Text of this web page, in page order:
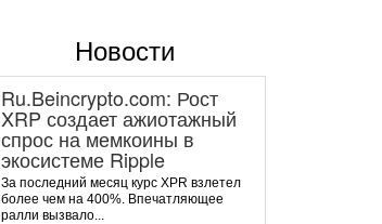
Новости
Ru.Beincrypto.com: Рост
XRP создает ажиотажный
спрос на мемкоины в
экосистеме Ripple
За последний месяц курс XPR взлетел
более чем на 400%. Впечатляющее
ралли вызвало...